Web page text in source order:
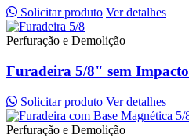
Solicitar produto Ver detalhes
Perfuração e Demolição
Furadeira 5/8" sem Impacto
Solicitar produto Ver detalhes
Perfuração e Demolição